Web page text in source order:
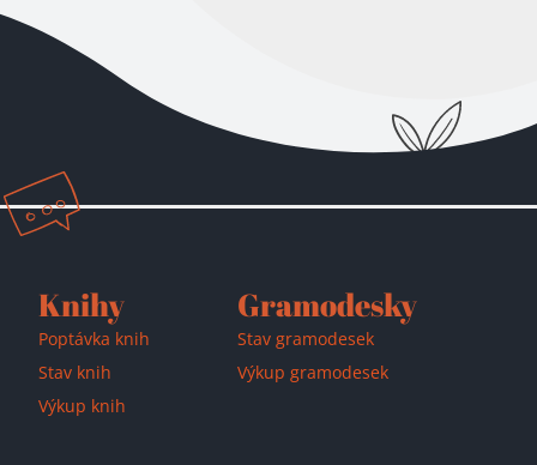
Přidáno do košíku!
Knihy
Poptávka knih
Stav knih
Výkup knih
Gramodesky
Stav gramodesek
Výkup gramodesek